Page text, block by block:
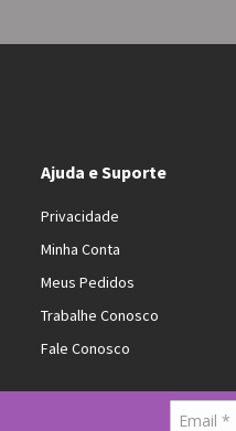
Ajuda e Suporte
Privacidade
Minha Conta
Meus Pedidos
Trabalhe Conosco
Fale Conosco